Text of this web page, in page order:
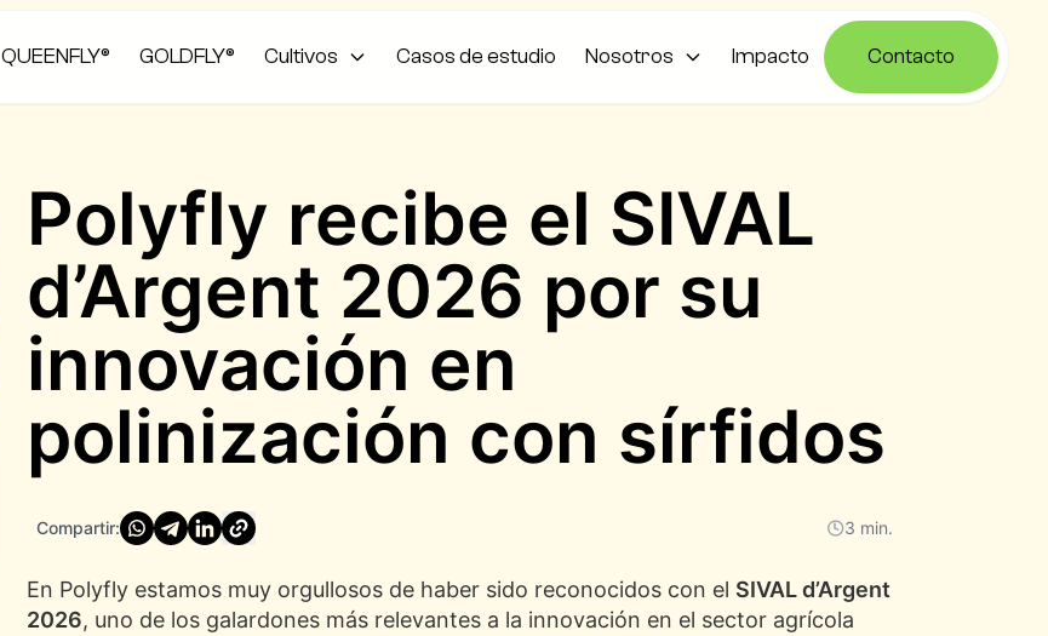
QUEENFLY® GOLDFLY® Cultivos Casos de estudio Nosotros Impacto Contacto
Polyfly recibe el SIVAL
d’Argent 2026 por su
innovación en
polinización con sírfidos
Compartir: 3 min.
En Polyfly estamos muy orgullosos de haber sido reconocidos con el SIVAL d’Argent
2026, uno de los galardones más relevantes a la innovación en el sector agrícola